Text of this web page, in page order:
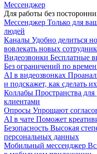
Мессенджер
Для работы без
Мессенджер Только для
людей
Каналы Удобно делиться
вовлекать новых
Видеозвонки Бесплатные
Без ограничений по
AI в видеозвонках
и подскажет, как сделать
Коллабы Пространства
клиентами
Опросы Упрощают
AI в чате Поможет
Безопасность Высокая
персональных данных
Мобильный мессенджер